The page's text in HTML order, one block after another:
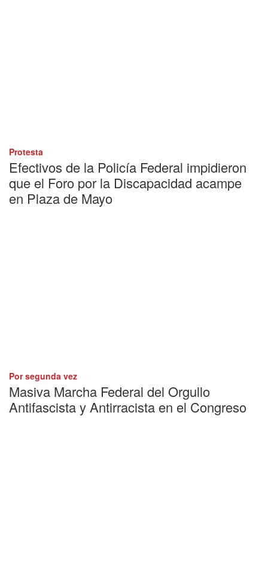
Protesta
Efectivos de la Policía Federal impidieron
que el Foro por la Discapacidad acampe
en Plaza de Mayo
Por segunda vez
Masiva Marcha Federal del Orgullo
Antifascista y Antirracista en el Congreso